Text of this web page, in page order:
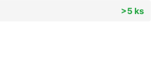
>5 ks